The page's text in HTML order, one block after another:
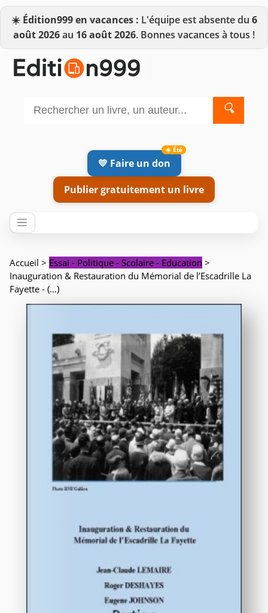
☀️ Édition999 en vacances : L'équipe est absente du 6
août 2026au 16 août 2026. Bonnes vacances à tous !
🔍
💛 Faire un don
Publier gratuitement un livre
Accueil > Essai - Politique - Scolaire - Education >
Inauguration & Restauration du Mémorial de l’Escadrille La
Fayette - (…)